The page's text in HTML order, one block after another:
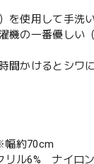
を使用して手洗い
機の一番優しい
間かけるとシワ
約70cm
ル6% ナイロン